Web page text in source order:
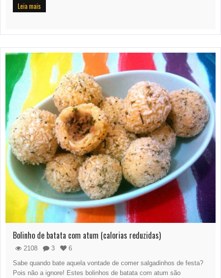
Leia mais
Bolinho de batata com atum (calorias reduzidas)
2108 3
6
Sabe quando bate aquela vontade de comer salgadinhos de festa?
Pois não a ignore! Estes bolinhos de batata com atum são